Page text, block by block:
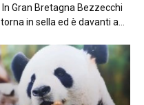
In Gran Bretagna Bezzecchi
torna in sella ed è davanti a...